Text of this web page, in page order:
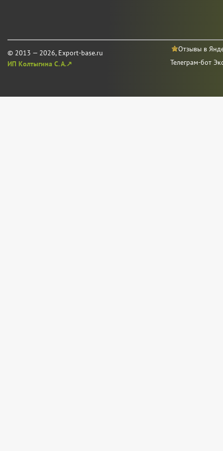
© 2013 — 2026, Export-base.ru
ИП Колтыгина С. А.↗
Отзывы в
Телеграм-бот